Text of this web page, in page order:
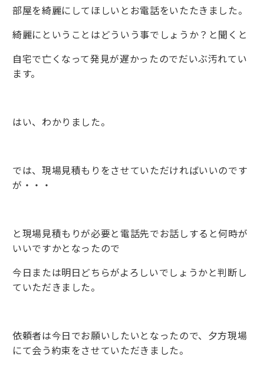
部屋を綺麗にしてほしいとお電話をいたたきました。
綺麗にということはどういう事でしょうか？と聞くと
自宅で亡くなって発見が遅かったのでだいぶ汚れてい
ます。
はい、わかりました。
では、現場見積もりをさせていただければいいのです
が・・・
と現場見積もりが必要と電話先でお話しすると何時が
いいですかとなったので
今日または明日どちらがよろしいでしょうかと判断し
ていただきました。
依頼者は今日でお願いしたいとなったので、夕方現場
にて会う約束をさせていただきました。